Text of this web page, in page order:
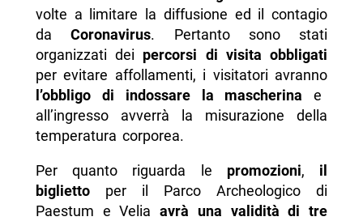
volte a limitare la diffusione ed il contagio
daCoronavirus. Pertanto sono stati
organizzati dei percorsi di visita obbligati
per evitare affollamenti, i visitatori avranno
l’obbligo di indossare la mascherina e
all’ingresso avverrà la misurazione della
temperatura corporea.
Per quanto riguarda le promozioni, il
bigliettoper il Parco Archeologico di
Paestum e Veliaavrà una validità di tre